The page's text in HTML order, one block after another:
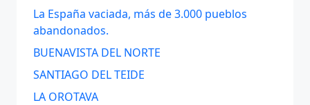
La España vaciada, más de 3.000 pueblos
abandonados.
BUENAVISTA DEL NORTE
SANTIAGO DEL TEIDE
LA OROTAVA